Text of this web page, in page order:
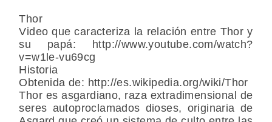
Thor
Video que caracteriza la relación entre Thor y
su papá: http://www.youtube.com/watch?
v=w1le-vu69cg
Historia
Obtenida de: http://es.wikipedia.org/wiki/Thor
Thor es asgardiano, raza extradimensional de
seres autoproclamados dioses, originaria de